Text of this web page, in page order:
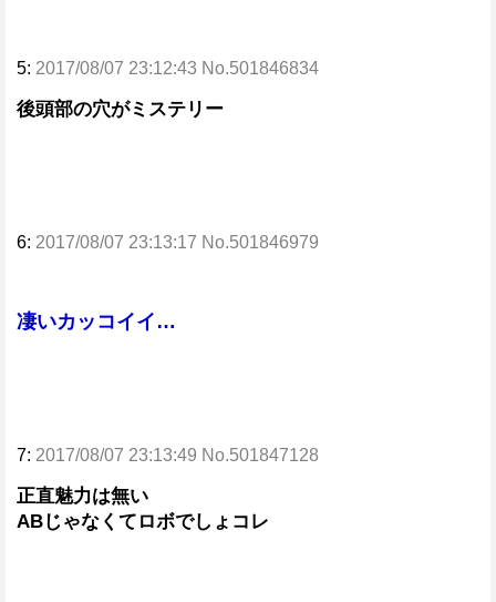
5: 2017/08/07 23:12:43 No.501846834
後頭部の穴がミステリー
6: 2017/08/07 23:13:17 No.501846979
凄いカッコイイ…
7: 2017/08/07 23:13:49 No.501847128
正直魅力は無い
ABじゃなくてロボでしょコレ